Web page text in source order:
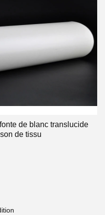
de blanc translucide
de tissu